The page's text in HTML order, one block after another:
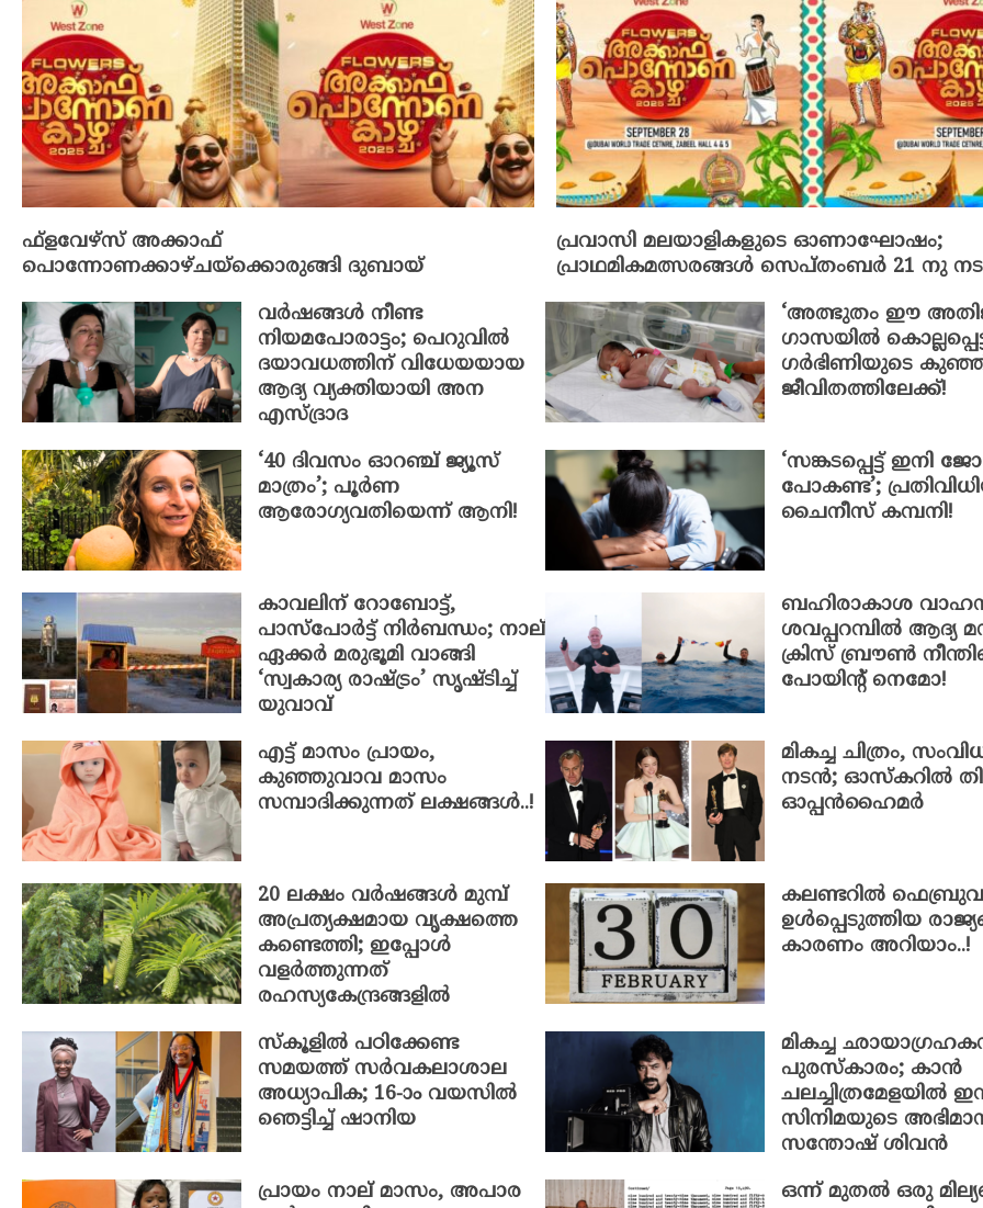
ഫ്ളവേഴ്സ് അക്കാഫ്
പൊന്നോണക്കാഴ്ചയ്ക്കൊരുങ്ങി ദുബായ്
പ്രവാസി മലയാളികളുടെ ഓണാഘോഷം;
പ്രാഥമികമത്സരങ്ങൾ സെപ്തംബർ 21 നു
വർഷങ്ങൾ നീണ്ട
നിയമപോരാട്ടം; പെറുവിൽ
ദയാവധത്തിന് വിധേയയായ
ആദ്യ വ്യക്തിയായി അന
എസ്ദ്രാദ
‘അത്ഭുതം ഈ
ഗാസയിൽ
ഗർഭിണിയുടെ
ജീവിതത്തിലേക്ക്!
‘40 ദിവസം ഓറഞ്ച് ജ്യൂസ്
മാത്രം’; പൂർണ
ആരോഗ്യവതിയെന്ന് ആനി!
‘സങ്കടപ്പെട്ട് ഇനി
പോകണ്ട’;
ചൈനീസ് കമ്പനി!
കാവലിന് റോബോട്ട്,
പാസ്‌പോർട്ട് നിർബന്ധം; നാല്
ഏക്കർ മരുഭൂമി വാങ്ങി
‘സ്വകാര്യ രാഷ്ട്രം’ സൃഷ്ടിച്ച്
യുവാവ്
ബഹിരാകാശ
ശവപ്പറമ്പിൽ ആദ്യ
ക്രിസ് ബ്രൗൺ
പോയിന്റ് നെമോ!
എട്ട് മാസം പ്രായം,
കുഞ്ഞുവാവ മാസം
സമ്പാദിക്കുന്നത് ലക്ഷങ്ങൾ..!
മികച്ച ചിത്രം,
നടൻ; ഓസ്‌കറില്‍
ഓപ്പൻഹൈമർ
20 ലക്ഷം വർഷങ്ങൾ മുമ്പ്
അപ്രത്യക്ഷമായ വൃക്ഷത്തെ
കണ്ടെത്തി; ഇപ്പോൾ
വളർത്തുന്നത്
രഹസ്യകേന്ദ്രങ്ങളിൽ
കലണ്ടറിൽ
ഉൾപ്പെടുത്തിയ
കാരണം അറിയാം..!
സ്കൂളിൽ പഠിക്കേണ്ട
സമയത്ത് സർവകലാശാല
അധ്യാപിക; 16-ാം വയസിൽ
ഞെട്ടിച്ച് ഷാനിയ
മികച്ച
പുരസ്കാരം; കാൻ
ചലച്ചിത്രമേളയിൽ
സിനിമയുടെ
സന്തോഷ് ശിവൻ
പ്രായം നാല് മാസം, അപാര
ഒന്ന് മുതൽ ഒരു